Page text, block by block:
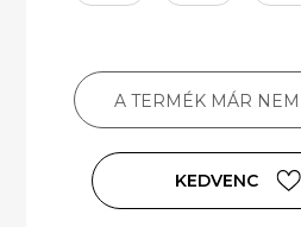
A TERMÉK MÁR
KEDVENC